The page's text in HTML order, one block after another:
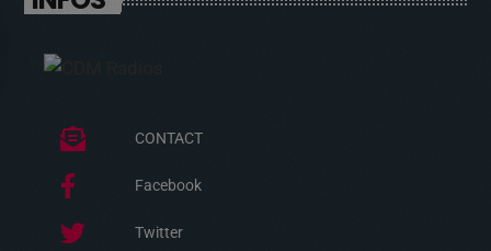
CONTACT
Facebook
Twitter